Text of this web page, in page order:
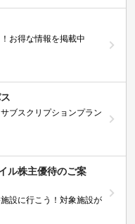
お得な情報を掲載中
ブスクリプションプラン
ル株主優待のご案
設に行こう！対象施設が